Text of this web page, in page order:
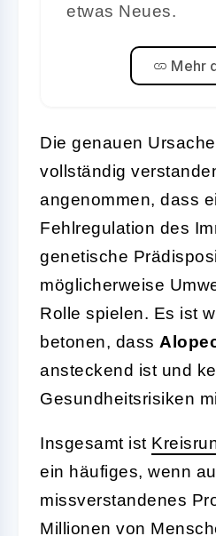
etwas Neues.
Mehr
Die genauen
vollständig
angenommen, dass
Fehlregulation des
genetische
möglicherweise
Rolle spielen. Es ist
betonen, dass
ansteckend ist und
Gesundheitsrisiken
Insgesamt ist
ein häufiges, wenn
missverstandenes
Millionen von